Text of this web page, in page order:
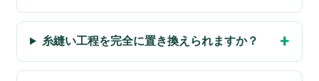
糸縫い工程を完全に置き換えられますか？